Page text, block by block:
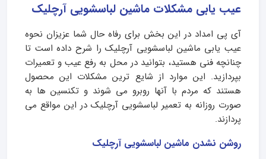
عیب یابی مشکلات ماشین لباسشویی آرچلیک
آی پی امداد در این بخش برای رفاه حال شما عزیزان نحوه
عیب یابی ماشین لباسشویی آرچلیک را شرح داده است تا
چنانچه فنی هستید، بتوانید در محل به رفع عیب و تعمیرات
بپردازید. این موارد از شایع ترین مشکلات این محصول
هستند که مردم با آنها روبرو می شوند و تکنسین ها به
صورت روزانه به تعمیر لباسشویی آرچلیک در این مواقع می
پردازند.
روشن نشدن ماشین لباسشویی آرچلیک